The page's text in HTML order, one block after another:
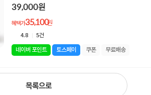
39,000원
혜택가35,100원
4.8 5건
네이버 포인트 토스페이 쿠폰 무료배송
목록으로